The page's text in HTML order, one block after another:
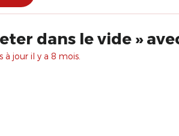
dans le vide »
à jour il y a 8 mois.